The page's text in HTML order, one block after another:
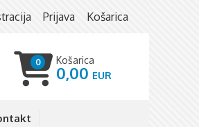
Prijava Košarica
Košarica
0
0,00